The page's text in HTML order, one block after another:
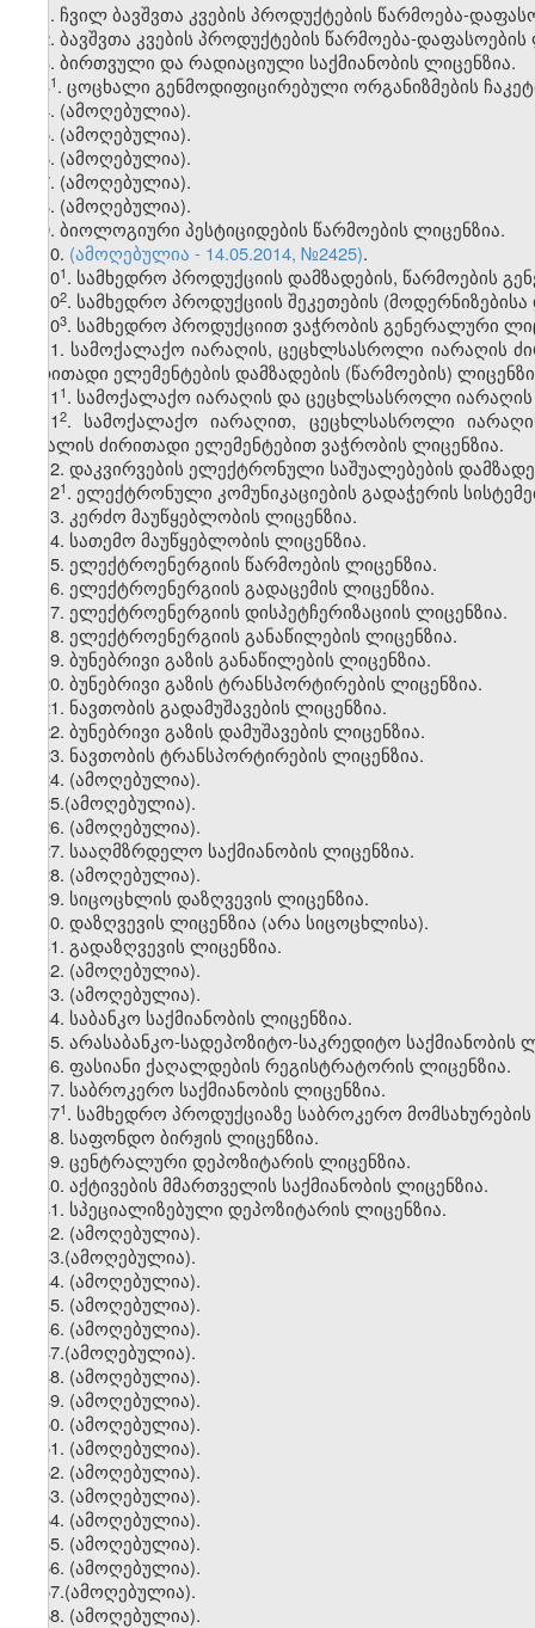
1. ჩვილ ბავშვთა კვების პროდუქტების წარმოება-
2. ბავშვთა კვების პროდუქტების წარმოება-
3. ბირთვული და რადიაციული საქმიანობის ლიცენზია.
3​1. ცოცხალი გენმოდიფიცირებული ორგანიზმების
4. (ამოღებულია).
5. (ამოღებულია).
6. (ამოღებულია).
7. (ამოღებულია).
8. (ამოღებულია).
9. ბიოლოგიური პესტიციდების წარმოების ლიცენზია.
10. (ამოღებულია - 14.05.2014, №2425).
10​1. სამხედრო პროდუქციის დამზადების, წარმოების
10​2. სამხედრო პროდუქციის შეკეთების
10​3. სამხედრო პროდუქციით ვაჭრობის გენერალური
11. სამოქალაქო იარაღის, ცეცხლსასროლი იარაღის
ძირითადი ელემენტების დამზადების (წარმოების)
11 ​1. სამოქალაქო იარაღის და ცეცხლსასროლი იარაღის
11​2. სამოქალაქო იარაღით, ცეცხლსასროლი
მასალის ძირითადი ელემენტებით ვაჭრობის ლიცენზია.
12. დაკვირვების ელექტრონული საშუალებების
12​1. ელექტრონული კომუნიკაციების გადაჭერის
13. კერძო მაუწყებლობის ლიცენზია.
14. სათემო მაუწყებლობის ლიცენზია.
15. ელექტროენერგიის წარმოების ლიცენზია.
16. ელექტროენერგიის გადაცემის ლიცენზია.
17. ელექტროენერგიის დისპეტჩერიზაციის ლიცენზია.
18. ელექტროენერგიის განაწილების ლიცენზია.
19. ბუნებრივი გაზის განაწილების ლიცენზია.
20. ბუნებრივი გაზის ტრანსპორტირების ლიცენზია.
21. ნავთობის გადამუშავების ლიცენზია.
22. ბუნებრივი გაზის დამუშავების ლიცენზია.
23. ნავთობის ტრანსპორტირების ლიცენზია.
24. (ამოღებულია).
25.(ამოღებულია).
26. (ამოღებულია).
27. სააღმზრდელო საქმიანობის ლიცენზია.
28. (ამოღებულია).
29. სიცოცხლის დაზღვევის ლიცენზია.
30. დაზღვევის ლიცენზია (არა სიცოცხლისა).
31. გადაზღვევის ლიცენზია.
32. (ამოღებულია).
33. (ამოღებულია).
34. საბანკო საქმიანობის ლიცენზია.
35. არასაბანკო-სადეპოზიტო-საკრედიტო საქმიანობის
36. ფასიანი ქაღალდების რეგისტრატორის ლიცენზია.
37. საბროკერო საქმიანობის ლიცენზია.
37​1. სამხედრო პროდუქციაზე საბროკერო
38. საფონდო ბირჟის ლიცენზია.
39. ცენტრალური დეპოზიტარის ლიცენზია.
40. აქტივების მმართველის საქმიანობის ლიცენზია.
41. სპეციალიზებული დეპოზიტარის ლიცენზია.
42. (ამოღებულია).
43.(ამოღებულია).
44. (ამოღებულია).
45. (ამოღებულია).
46. (ამოღებულია).
47.(ამოღებულია).
48. (ამოღებულია).
49. (ამოღებულია).
50. (ამოღებულია).
51. (ამოღებულია).
52. (ამოღებულია).
53. (ამოღებულია).
54. (ამოღებულია).
55. (ამოღებულია).
56. (ამოღებულია).
57.(ამოღებულია).
58. (ამოღებულია).